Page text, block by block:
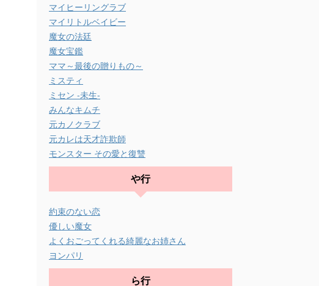
マイヒーリングラブ
マイリトルベイビー
魔女の法廷
魔女宝鑑
ママ～最後の贈りもの～
ミスティ
ミセン -未生-
みんなキムチ
元カノクラブ
元カレは天才詐欺師
モンスター その愛と復讐
や行
約束のない恋
優しい魔女
よくおごってくれる綺麗なお姉さん
ヨンパリ
ら行